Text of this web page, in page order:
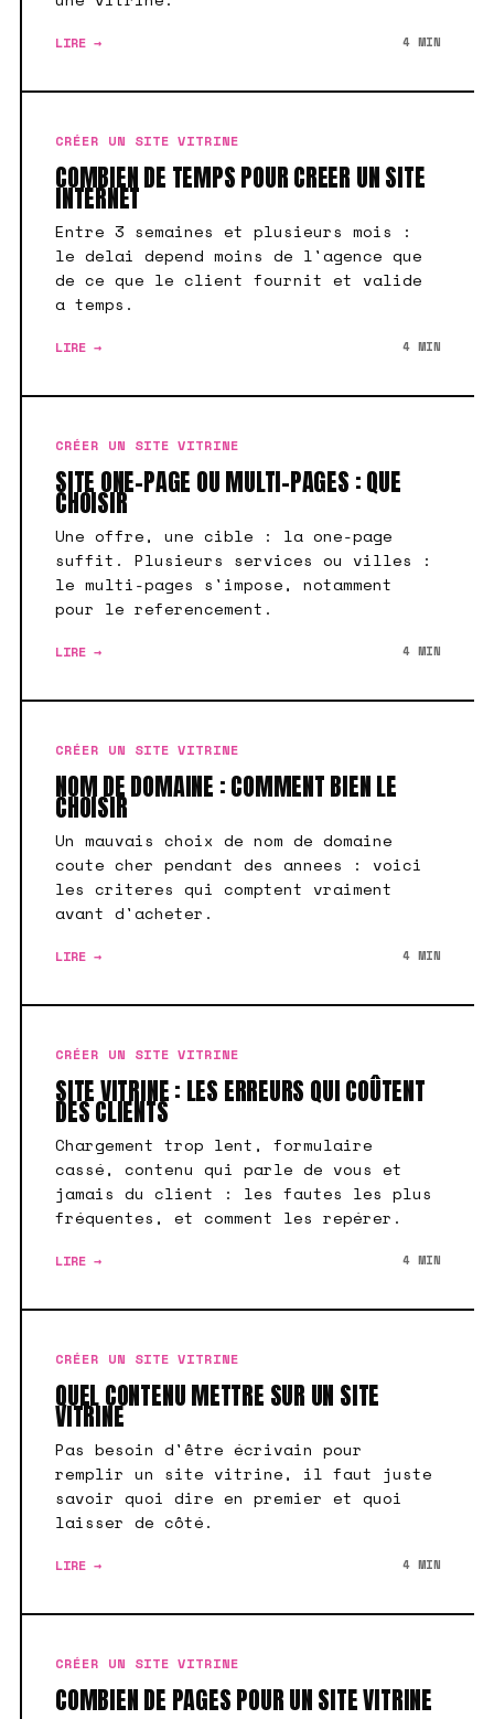
LIRE → 4 MIN
CRÉER UN SITE VITRINE
COMBIEN DE TEMPS POUR CREER UN SITE
INTERNET
Entre 3 semaines et plusieurs mois :
le delai depend moins de l'agence que
de ce que le client fournit et valide
a temps.
LIRE → 4 MIN
CRÉER UN SITE VITRINE
SITE ONE-PAGE OU MULTI-PAGES : QUE
CHOISIR
Une offre, une cible : la one-page
suffit. Plusieurs services ou villes :
le multi-pages s'impose, notamment
pour le referencement.
LIRE → 4 MIN
CRÉER UN SITE VITRINE
NOM DE DOMAINE : COMMENT BIEN LE
CHOISIR
Un mauvais choix de nom de domaine
coute cher pendant des annees : voici
les criteres qui comptent vraiment
avant d'acheter.
LIRE → 4 MIN
CRÉER UN SITE VITRINE
SITE VITRINE : LES ERREURS QUI COÛTENT
DES CLIENTS
Chargement trop lent, formulaire
cassé, contenu qui parle de vous et
jamais du client : les fautes les plus
fréquentes, et comment les repérer.
LIRE → 4 MIN
CRÉER UN SITE VITRINE
QUEL CONTENU METTRE SUR UN SITE
VITRINE
Pas besoin d'être écrivain pour
remplir un site vitrine, il faut juste
savoir quoi dire en premier et quoi
laisser de côté.
LIRE → 4 MIN
CRÉER UN SITE VITRINE
COMBIEN DE PAGES POUR UN SITE VITRINE